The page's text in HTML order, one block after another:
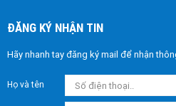
ĐĂNG KÝ NHẬN TIN
Hãy nhanh tay đăng ký mail để nhận
Họ và tên